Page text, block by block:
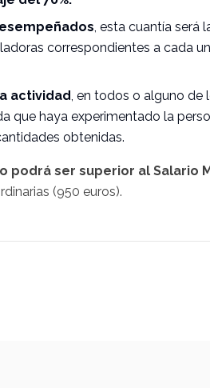
, esta cuantía será
correspondientes a cada
actividad, en todos o alguno de
que haya experimentado la
obtenidas.
podrá ser superior al Salario
(950 euros).